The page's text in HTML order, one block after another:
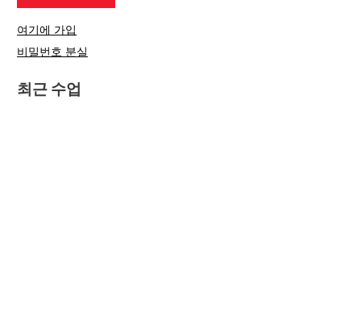
여기에 가입
비밀번호 분실
최근 수업